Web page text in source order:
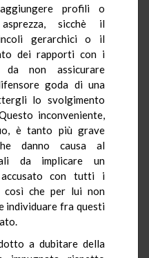
profili o
sicchè il
gerarchici o il
dei rapporti con i
non assicurare
goda di una
lo svolgimento
inconveniente,
è tanto più grave
danno causa al
da implicare un
con tutti i
così che per lui non
individuare fra questi
a dubitare della